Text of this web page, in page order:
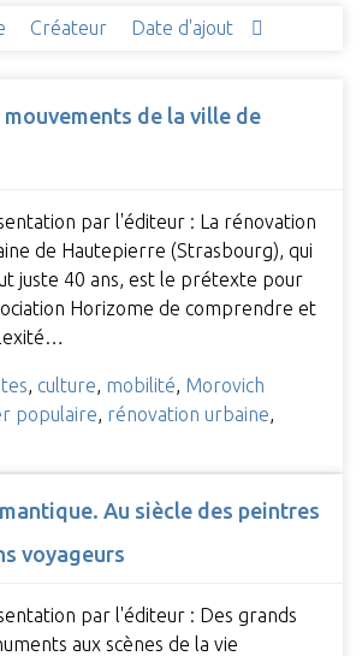
Créateur Date d'ajout
de la ville de
par l'éditeur : La rénovation
de Hautepierre (Strasbourg), qui
juste 40 ans, est le prétexte pour
Horizome de comprendre et
culture mobilité Morovich
populaire rénovation urbaine
Au siècle des peintres
voyageurs
par l'éditeur : Des grands
aux scènes de la vie